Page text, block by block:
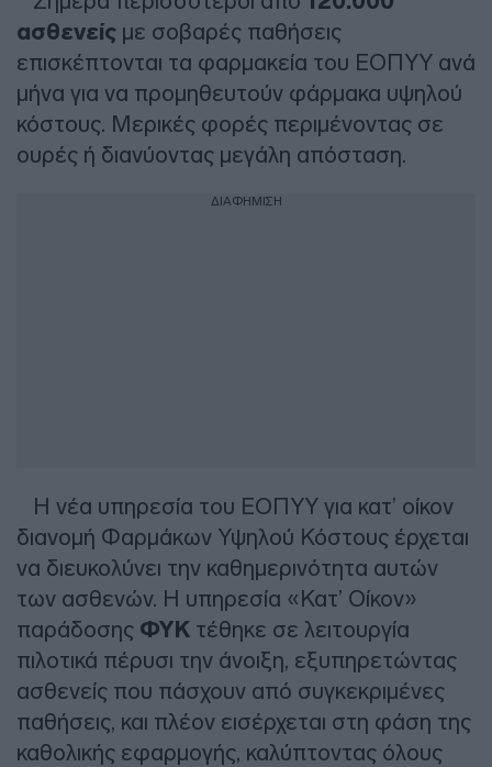
ασθενείς με σοβαρές παθήσεις
επισκέπτονται τα φαρμακεία του ΕΟΠΥΥ ανά
μήνα για να προμηθευτούν φάρμακα υψηλού
κόστους. Μερικές φορές περιμένοντας σε
ουρές ή διανύοντας μεγάλη απόσταση.
ΔΙΑΦΗΜΙΣΗ
Η νέα υπηρεσία του ΕΟΠΥΥ για κατ’ οίκον
διανομή Φαρμάκων Υψηλού Κόστους έρχεται
να διευκολύνει την καθημερινότητα αυτών
των ασθενών. Η υπηρεσία «Κατ’ Οίκον»
παράδοσης ΦΥΚ τέθηκε σε λειτουργία
πιλοτικά πέρυσι την άνοιξη, εξυπηρετώντας
ασθενείς που πάσχουν από συγκεκριμένες
παθήσεις, και πλέον εισέρχεται στη φάση της
καθολικής εφαρμογής, καλύπτοντας όλους